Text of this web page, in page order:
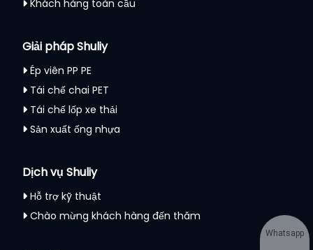
Khách hàng toàn cầu
Giải pháp Shuliy
Ép viên PP PE
Tái chế chai PET
Tái chế lốp xe thải
Sản xuất ống nhựa
Dịch vụ Shuliy
Hỗ trợ kỹ thuật
Chào mừng khách hàng đến thăm
Whatsapp